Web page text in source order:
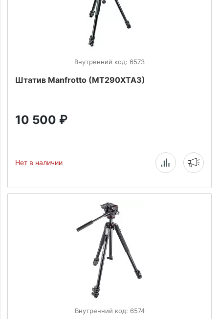
Внутренний код: 6573
Штатив Manfrotto (MT290XTA3)
10 500 ₽
Нет в наличии
Внутренний код: 6574